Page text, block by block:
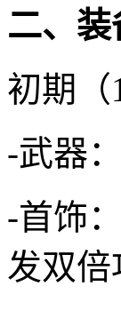
二、
初期（
-武器
-首饰
发双倍